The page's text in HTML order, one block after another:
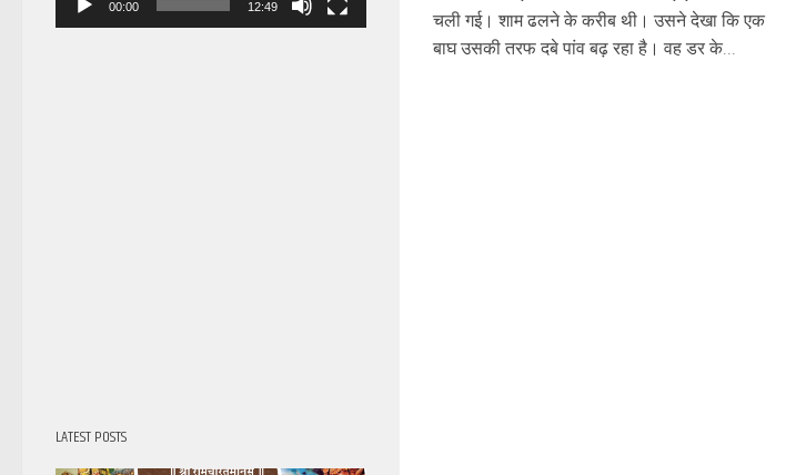
चली गई। शाम ढलने के करीब थी। उसने देखा कि एक
बाघ उसकी तरफ दबे पांव बढ़ रहा है। वह डर के...
00:00 12:49
LATEST POSTS